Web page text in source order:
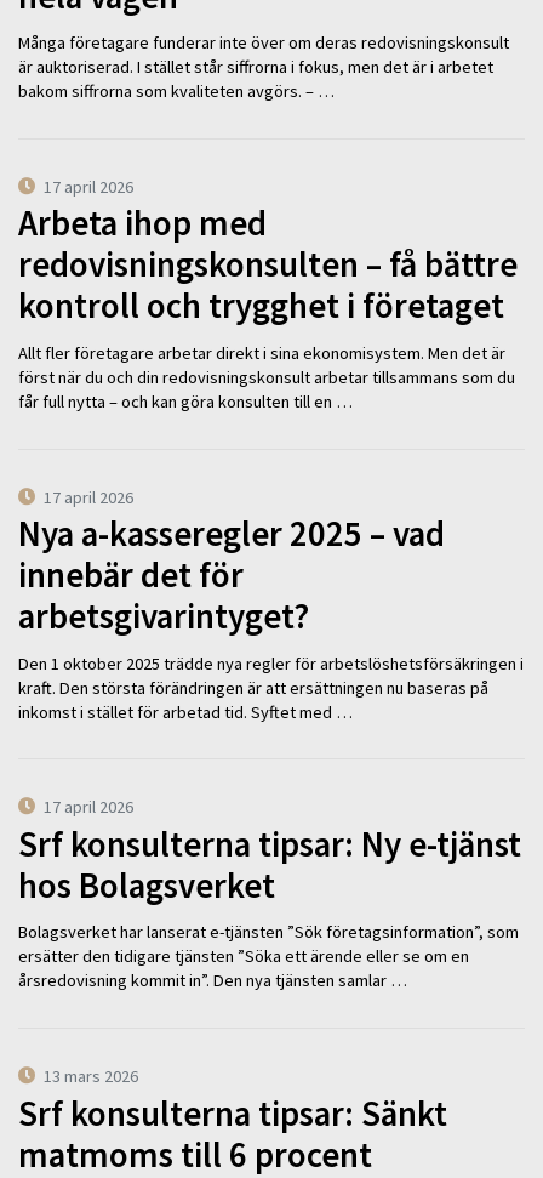
Många företagare funderar inte över om deras redovisningskonsult
är auktoriserad. I stället står siffrorna i fokus, men det är i arbetet
bakom siffrorna som kvaliteten avgörs. – …
17 april 2026
Arbeta ihop med
redovisningskonsulten – få bättre
kontroll och trygghet i företaget
Allt fler företagare arbetar direkt i sina ekonomisystem. Men det är
först när du och din redovisningskonsult arbetar tillsammans som du
får full nytta – och kan göra konsulten till en …
17 april 2026
Nya a-kasseregler 2025 – vad
innebär det för
arbetsgivarintyget?
Den 1 oktober 2025 trädde nya regler för arbetslöshetsförsäkringen i
kraft. Den största förändringen är att ersättningen nu baseras på
inkomst i stället för arbetad tid. Syftet med …
17 april 2026
Srf konsulterna tipsar: Ny e-tjänst
hos Bolagsverket
Bolagsverket har lanserat e-tjänsten ”Sök företagsinformation”, som
ersätter den tidigare tjänsten ”Söka ett ärende eller se om en
årsredovisning kommit in”. Den nya tjänsten samlar …
13 mars 2026
Srf konsulterna tipsar: Sänkt
matmoms till 6 procent